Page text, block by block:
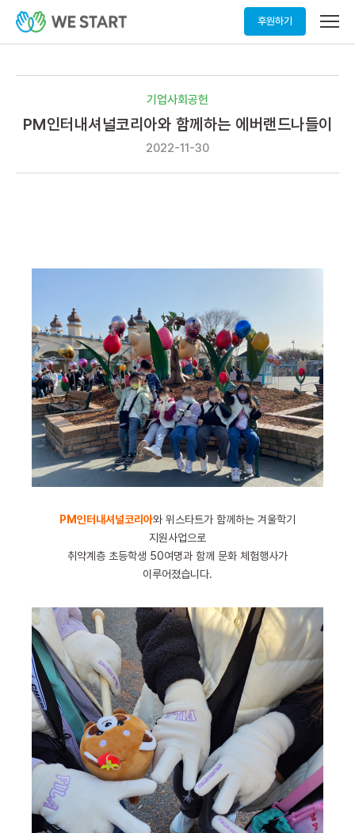
후원하기
메
열
기업사회공헌
PM인터내셔널코리아와 함께하는 에버랜드나들이
2022-11-30
PM인터내셔널코리아와 위스타트가 함께하는 겨울학기
지원사업으로
취약계층 초등학생 50여명과 함께 문화 체험행사가
이루어졌습니다.